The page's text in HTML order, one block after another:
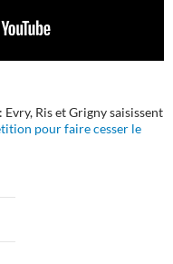
Ris et Grigny saisissent
pour faire cesser le